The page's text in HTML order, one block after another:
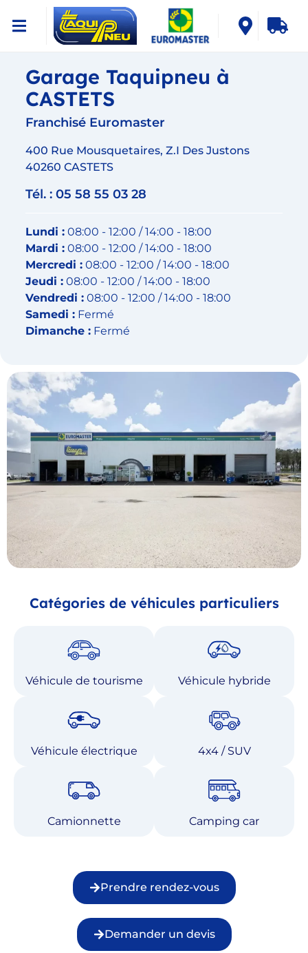
Garage Taquipneu à
CASTETS
Franchisé Euromaster
400 Rue Mousquetaires, Z.I Des Justons
40260 CASTETS
Tél. : 05 58 55 03 28
Lundi : 08:00 - 12:00 / 14:00 - 18:00
Mardi : 08:00 - 12:00 / 14:00 - 18:00
Mercredi : 08:00 - 12:00 / 14:00 - 18:00
Jeudi : 08:00 - 12:00 / 14:00 - 18:00
Vendredi : 08:00 - 12:00 / 14:00 - 18:00
Samedi : Fermé
Dimanche : Fermé
Catégories de véhicules particuliers
Véhicule de tourisme Véhicule hybride
Véhicule électrique 4x4 / SUV
Camionnette Camping car
Prendre rendez-vous
Demander un devis